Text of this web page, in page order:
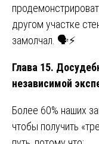
другом участке
замолчал. 🗣️⚡
Глава 15.
независимой
Более 60% наших
чтобы получить